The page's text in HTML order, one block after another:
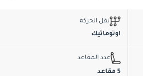
نقل الحركة
اوتوماتيك
عدد المقاعد
5 مقاعد